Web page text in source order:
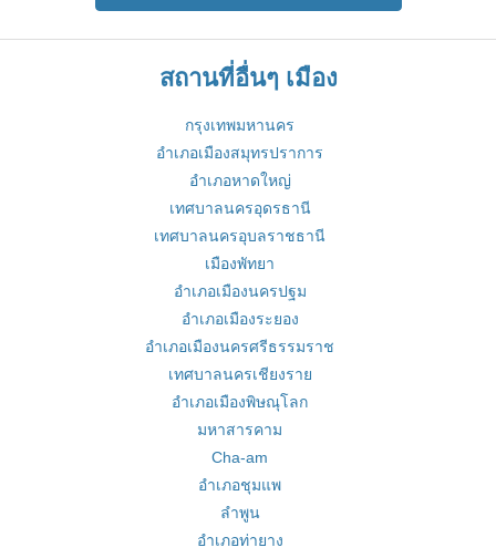
สถานที่อื่นๆ เมือง
กรุงเทพมหานคร
อำเภอเมืองสมุทรปราการ
อำเภอหาดใหญ่
เทศบาลนครอุดรธานี
เทศบาลนครอุบลราชธานี
เมืองพัทยา
อำเภอเมืองนครปฐม
อำเภอเมืองระยอง
อำเภอเมืองนครศรีธรรมราช
เทศบาลนครเชียงราย
อำเภอเมืองพิษณุโลก
มหาสารคาม
Cha-am
อำเภอชุมแพ
ลำพูน
อำเภอท่ายาง